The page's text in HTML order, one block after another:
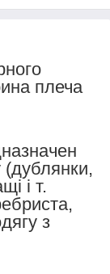
плеча
(дублянки,
і т.
з